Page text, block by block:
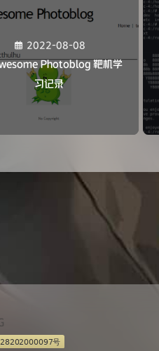
2022-08-08
Photoblog 靶机学
习记录